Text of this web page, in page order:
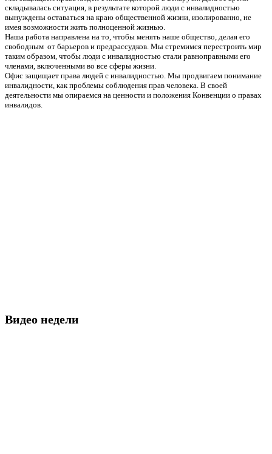
складывалась ситуация, в результате которой люди с инвалидностью
вынуждены оставаться на краю общественной жизни, изолированно, не
имея возможности жить полноценной жизнью.
Наша работа направлена на то, чтобы менять наше общество, делая его
свободным от барьеров и предрассудков. Мы стремимся перестроить мир
таким образом, чтобы люди с инвалидностью стали равноправными его
членами, включенными во все сферы жизни.
Офис защищает права людей с инвалидностью. Мы продвигаем понимание
инвалидности, как проблемы соблюдения прав человека. В своей
деятельности мы опираемся на ценности и положения Конвенции о правах
инвалидов.
Видео недели